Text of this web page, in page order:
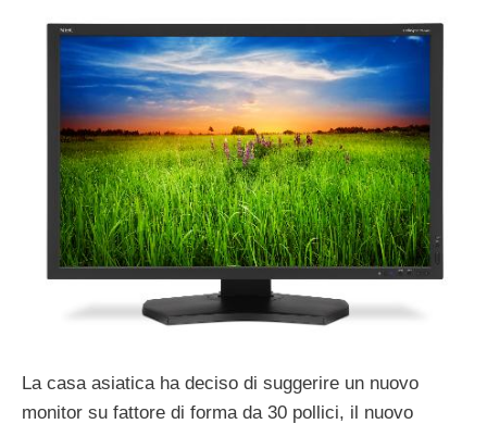
La casa asiatica ha deciso di suggerire un nuovo
monitor su fattore di forma da 30 pollici, il nuovo